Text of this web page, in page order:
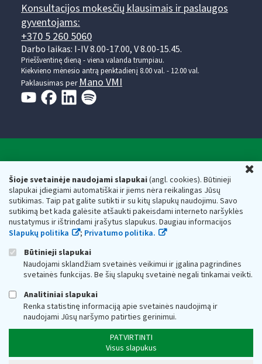
Šioje svetainėje naudojami slapukai(angl. cookies). Būtinieji
slapukai įdiegiami automatiškai ir jiems nėra reikalingas Jūsų
sutikimas. Taip pat galite sutikti ir su kitų slapukų naudojimu. Savo
sutikimą bet kada galėsite atšaukti pakeisdami interneto naršyklės
nustatymus ir ištrindami įrašytus slapukus. Daugiau informacijos
Slapukų politika
; Privatumo politika.
Būtinieji slapukai
Naudojami sklandžiam svetainės veikimui ir įgalina pagrindines
svetainės funkcijas. Be šių slapukų svetainė negali tinkamai veikti.
Analitiniai slapukai
Renka statistinę informaciją apie svetainės naudojimą ir
naudojami Jūsų naršymo patirties gerinimui.
PATVIRTINTI
Visus slapukus
Konsultacijos mokesčių klausimais ir paslaugos
gyventojams:
+370 5 260 5060
Darbo laikas: I-IV 8.00-17.00, V 8.00-15.45.
Prieššventinę dieną - viena valanda trumpiau.
Kiekvieno mėnesio antrą penktadienį 8.00 val. - 12.00 val.
Paklausimas per Mano VMI
Respublikos finansų ministerijos
Biudžetinė įstaiga. Juridinio asmens kodas — 188659752,
adresas: Vasario 16-osios g. 14, 01107 Vilnius, Lietuva, el.paštas:
vmi@vmi.lt, E. pristatymo dėžutės adresas 188659752
Duomenys apie Valstybinę mokesčių inspekciją prie Lietuvos
Respublikos finansų ministerijos kaupiami ir saugomi Juridinių